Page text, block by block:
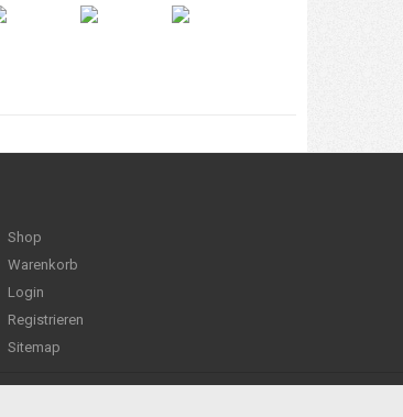
Shop
Warenkorb
Login
Registrieren
Sitemap